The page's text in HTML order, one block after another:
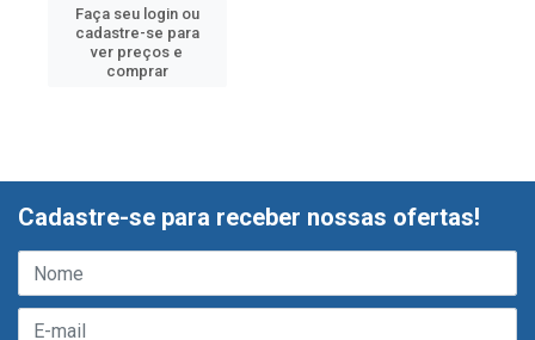
Faça seu login ou
cadastre-se para
ver preços e
comprar
Cadastre-se para receber nossas ofertas!